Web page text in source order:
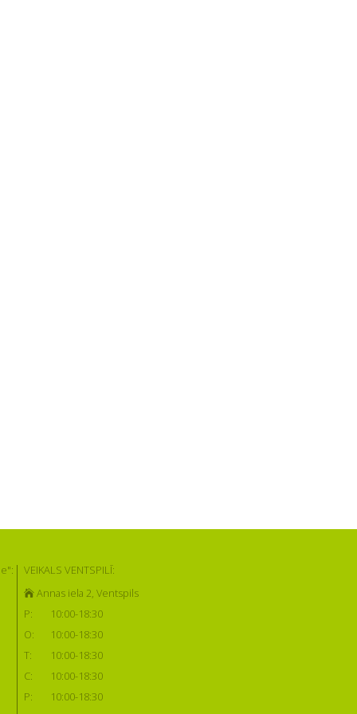
VEIKALS VENTSPILĪ:
Annas iela 2, Ventspils
P:
10:00-18:30
O:
10:00-18:30
T:
10:00-18:30
C:
10:00-18:30
P:
10:00-18:30